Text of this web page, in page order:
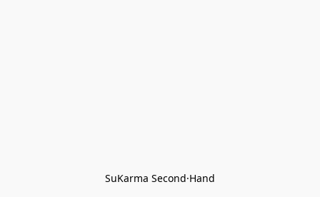
SuKarma Second·Hand